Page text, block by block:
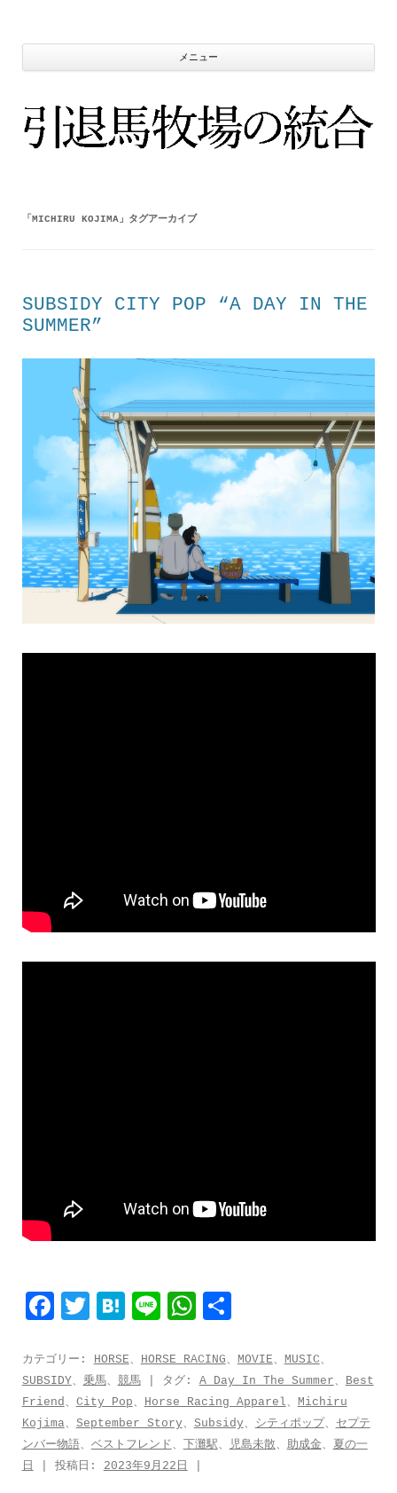
ン
へ
ッ
プ
メニュー
「 MICHIRU KOJIMA」タグアーカイブ
SUBSIDY CITY POP “A DAY IN THE
SUMMER”
F
c
e
b
o
o
T
i
t
t
e
r
H
t
e
n
a
L
n
e
W
a
t
s
A
p
共
カテゴリー: HORSE、 HORSE RACING、 MOVIE、 MUSIC、
SUBSIDY、 乗馬、 競馬| タグ: A Day In The Summer、 Best
Friend 、 City Pop、 Horse Racing Apparel、 Michiru
Kojima、 September Story、 Subsidy、 シティポップ、 セプテ
ンバー物語、 ベストフレンド 、 下灘駅、 児島未散、 助成金、 夏の一
日
| 投稿日: 2023年9月22日